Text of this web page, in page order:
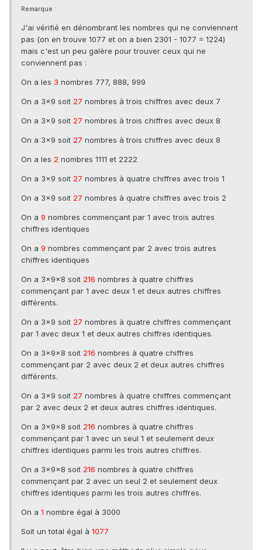
Remarque :
J'ai vérifié en dénombrant les nombres qui ne conviennent
pas (on en trouve 1077 et on a bien 2301 - 1077 = 1224)
mais c'est un peu galère pour trouver ceux qui ne
conviennent pas :
On a les 3 nombres 777, 888, 999
On a 3x9 soit 27 nombres à trois chiffres avec deux 7
On a 3x9 soit 27 nombres à trois chiffres avec deux 8
On a 3x9 soit 27 nombres à trois chiffres avec deux 8
On a les 2 nombres 1111 et 2222
On a 3x9 soit 27 nombres à quatre chiffres avec trois 1
On a 3x9 soit 27 nombres à quatre chiffres avec trois 2
On a 9 nombres commençant par 1 avec trois autres
chiffres identiques
On a 9 nombres commençant par 2 avec trois autres
chiffres identiques
On a 3x9×8 soit 216 nombres à quatre chiffres
commençant par 1 avec deux 1 et deux autres chiffres
différents.
On a 3x9 soit 27 nombres à quatre chiffres commençant
par 1 avec deux 1 et deux autres chiffres identiques.
On a 3x9×8 soit 216 nombres à quatre chiffres
commençant par 2 avec deux 2 et deux autres chiffres
différents.
On a 3x9 soit 27 nombres à quatre chiffres commençant
par 2 avec deux 2 et deux autres chiffres identiques.
On a 3×9x8 soit 216 nombres à quatre chiffres
commençant par 1 avec un seul 1 et seulement deux
chiffres identiques parmi les trois autres chiffres.
On a 3×9x8 soit 216 nombres à quatre chiffres
commençant par 2 avec un seul 2 et seulement deux
chiffres identiques parmi les trois autres chiffres.
On a 1 nombre égal à 3000
Soit un total égal à 1077